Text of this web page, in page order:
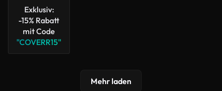
Exklusiv:
-15% Rabatt
mit Code
"COVERR15"
Mehr laden